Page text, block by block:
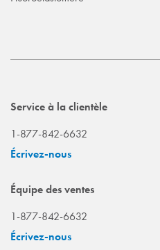
Service à la clientèle
1-877-842-6632
Écrivez-nous
Équipe des ventes
1-877-842-6632
Écrivez-nous